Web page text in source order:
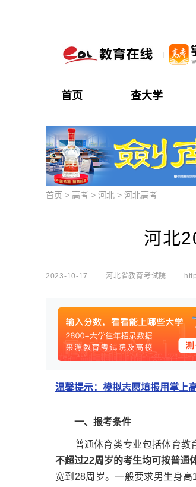
首页 查大学
首页 > 高考 > 河北 > 河北高考
河北
2023-10-17 河北省教育考试院
温馨提示：模拟志愿填报用掌上
一、报考条件
普通体育类专业包括体育教育
不超过22周岁的考生均可按普通
宽到28周岁。一般要求男生身